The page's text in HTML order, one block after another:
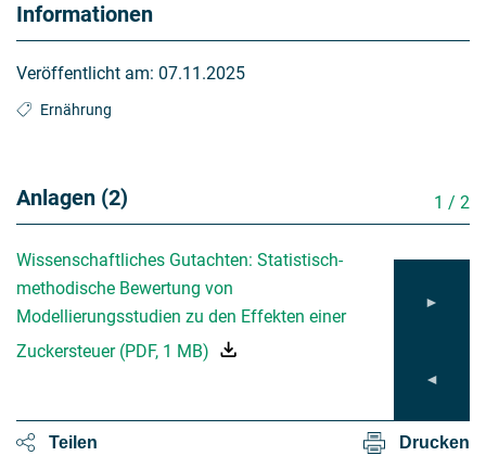
Informationen
Veröffentlicht am: 07.11.2025
Ernährung
Anlagen (2)
Wissenschaftliches Gutachten: Statistisch-
methodische Bewertung von
Modellierungsstudien zu den Effekten einer
Zuckersteuer (PDF, 1 MB)
Expert
1 / 2
Teilen Drucken